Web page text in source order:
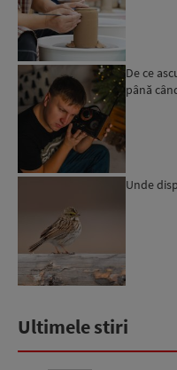
De ce
până
Unde
Ultimele stiri